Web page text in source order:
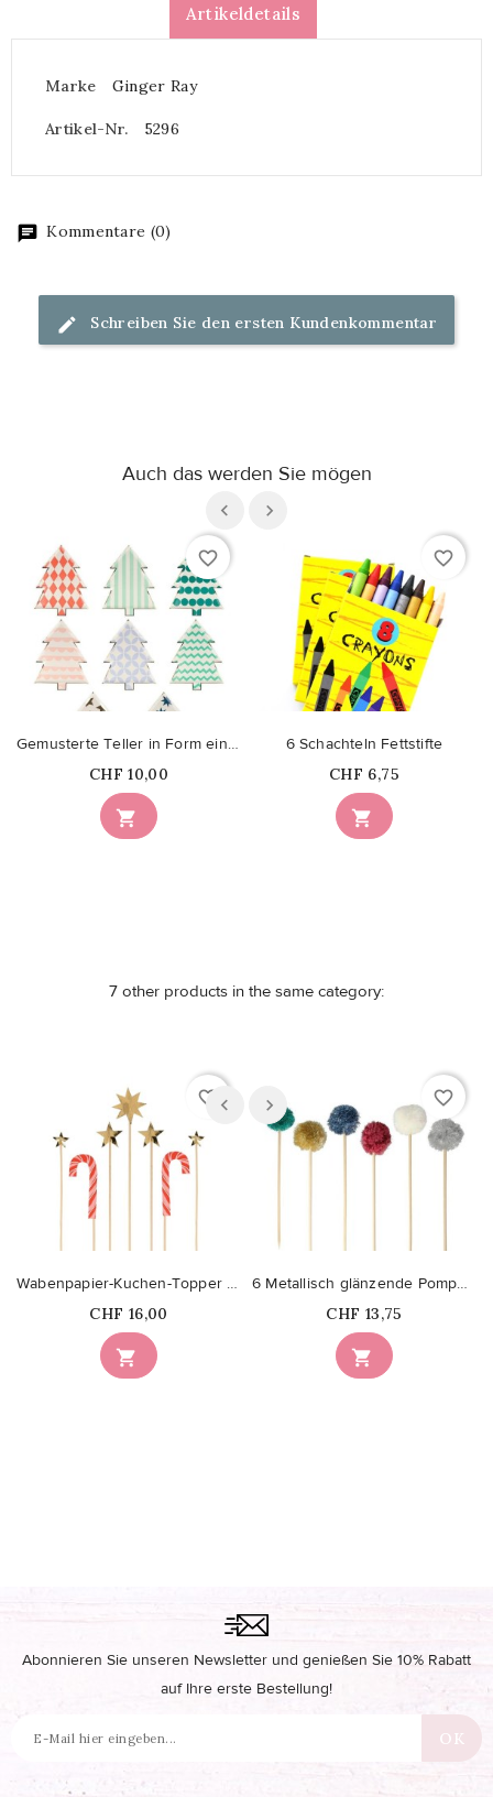
Artikeldetails
Marke Ginger Ray
Artikel-Nr. 5296
Kommentare (0)
Schreiben Sie den ersten Kundenkommentar
Auch das werden Sie mögen
favorite_border

Gemusterte Teller in Form einer Weihnachtstanne
Price
CHF 10,00
favorite_border

6 Schachteln Fettstifte
Price
CHF 6,75
7 other products in the same category:
favorite_border

Wabenpapier-Kuchen-Topper für Weihnachten
Price
CHF 16,00
favorite_border

6 Metallisch glänzende Pompom Cake Toppers
Price
CHF 13,75
Abonnieren Sie unseren Newsletter und genießen Sie 10% Rabatt
auf Ihre erste Bestellung!